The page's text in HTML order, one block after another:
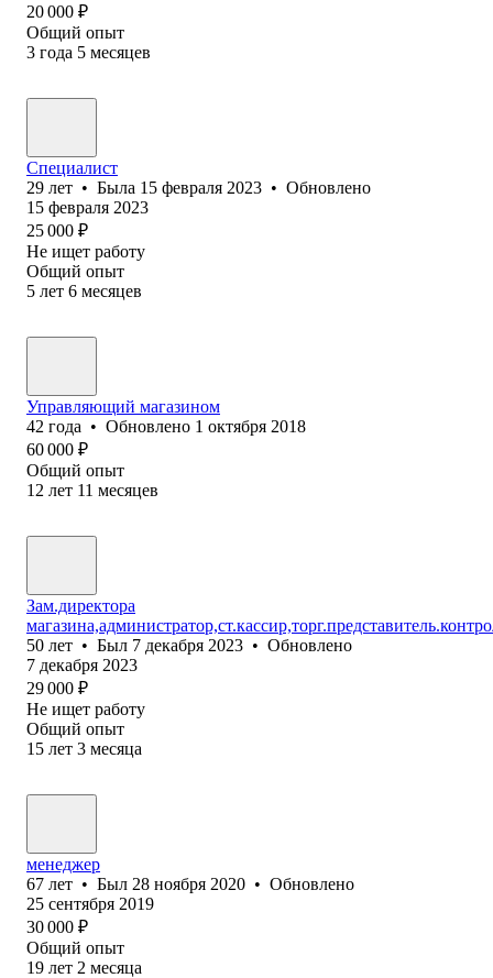
20 000 ₽
Общий опыт
3 года 5 месяцев
Специалист
29 лет • Была 15 февраля 2023 • Обновлено
15 февраля 2023
25 000 ₽
Не ищет работу
Общий опыт
5 лет 6 месяцев
Управляющий магазином
42 года • Обновлено 1 октября 2018
60 000 ₽
Общий опыт
12 лет 11 месяцев
Зам.директора
50 лет • Был 7 декабря 2023 • Обновлено
7 декабря 2023
29 000 ₽
Не ищет работу
Общий опыт
15 лет 3 месяца
менеджер
67 лет • Был 28 ноября 2020 • Обновлено
25 сентября 2019
30 000 ₽
Общий опыт
19 лет 2 месяца